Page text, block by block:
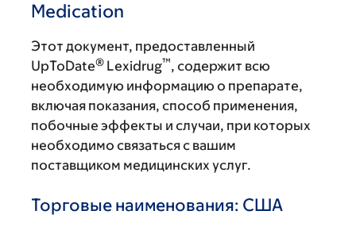
Medication
Этот документ, предоставленный
UpToDate® Lexidrug™, содержит всю
необходимую информацию о препарате,
включая показания, способ применения,
побочные эффекты и случаи, при которых
необходимо связаться с вашим
поставщиком медицинских услуг.
Торговые наименования: США